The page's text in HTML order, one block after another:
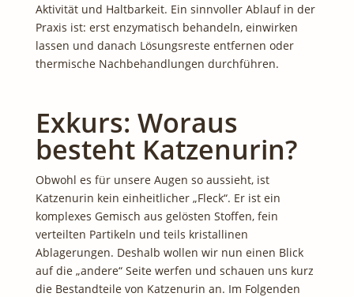
Aktivität und Haltbarkeit. Ein sinnvoller Ablauf in der
Praxis ist: erst enzymatisch behandeln, einwirken
lassen und danach Lösungsreste entfernen oder
thermische Nachbehandlungen durchführen.
Exkurs: Woraus
besteht Katzenurin?
Obwohl es für unsere Augen so aussieht, ist
Katzenurin kein einheitlicher „Fleck“. Er ist ein
komplexes Gemisch aus gelösten Stoffen, fein
verteilten Partikeln und teils kristallinen
Ablagerungen. Deshalb wollen wir nun einen Blick
auf die „andere“ Seite werfen und schauen uns kurz
die Bestandteile von Katzenurin an. Im Folgenden